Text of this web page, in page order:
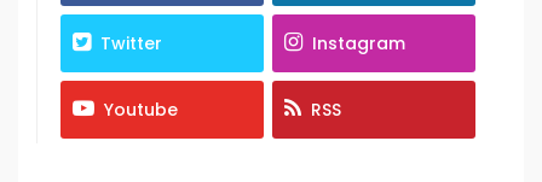
Twitter Instagram
Youtube RSS